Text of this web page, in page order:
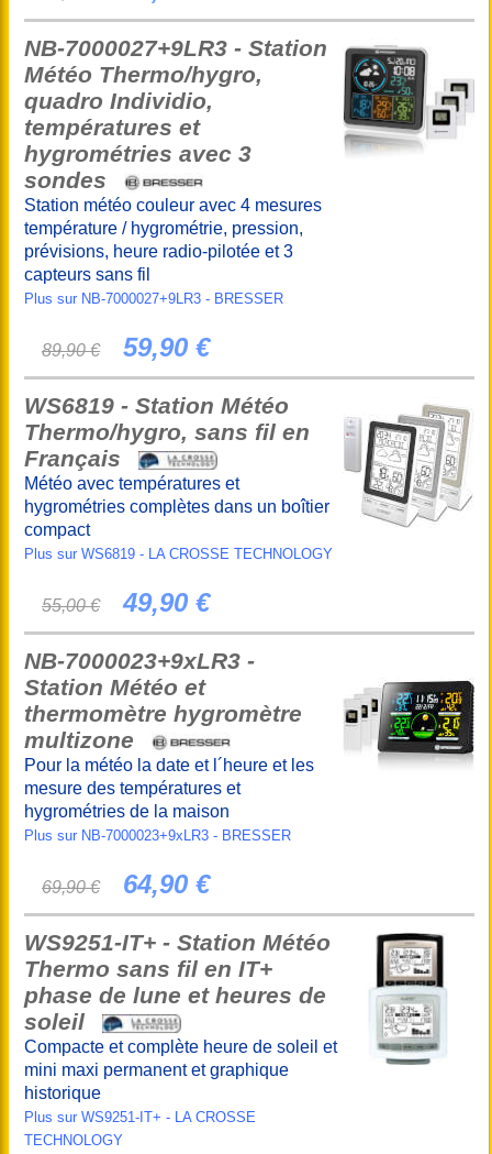
NB-7000027+9LR3 - Station
Météo Thermo/hygro,
quadro Individio,
températures et
hygrométries avec 3
sondes
Station météo couleur avec 4 mesures
température / hygrométrie, pression,
prévisions, heure radio-pilotée et 3
capteurs sans fil
Plus sur NB-7000027+9LR3 - BRESSER
89,90 € 59,90 €
WS6819 - Station Météo
Thermo/hygro, sans fil en
Français
Météo avec températures et
hygrométries complètes dans un boîtier
compact
Plus sur WS6819 - LA CROSSE TECHNOLOGY
55,00 € 49,90 €
NB-7000023+9xLR3 -
Station Météo et
thermomètre hygromètre
multizone
Pour la météo la date et l´heure et les
mesure des températures et
hygrométries de la maison
Plus sur NB-7000023+9xLR3 - BRESSER
69,90 € 64,90 €
WS9251-IT+ - Station Météo
Thermo sans fil en IT+
phase de lune et heures de
soleil
Compacte et complète heure de soleil et
mini maxi permanent et graphique
historique
Plus sur WS9251-IT+ - LA CROSSE
TECHNOLOGY